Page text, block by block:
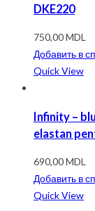
DKE220
750,00MDL
Добавить в
Quick View
Infinity –
elastan
690,00MDL
Добавить в
Quick View